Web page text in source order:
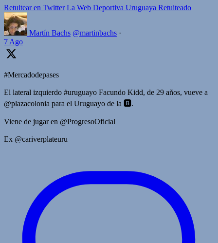
Retuitear en Twitter La Web Deportiva Uruguaya Retuiteado
Martín Bachs @martinbachs ·
7 Ago
#Mercadodepases
El lateral izquierdo #uruguayo Facundo Kidd, de 29 años, vueve a
@plazacolonia para el Uruguayo de la 🅱️.
Viene de jugar en @ProgresoOficial
Ex @cariverplateuru